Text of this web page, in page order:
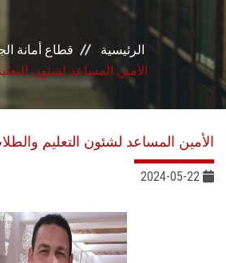
الرئيسية
قطاع أمانة
الأمين المساعد لشئون
الأمين المساعد لشئون التعليم